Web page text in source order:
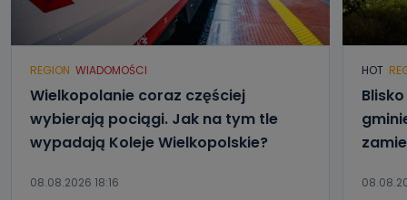
REGION WIADOMOŚCI
Wielkopolanie coraz częściej
wybierają pociągi. Jak na tym tle
wypadają Koleje Wielkopolskie?
08.08.2026 18:16
HOT